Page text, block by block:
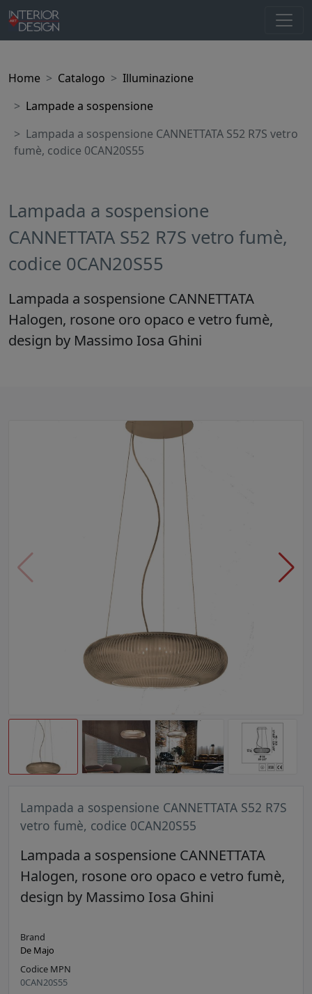
Home Catalogo
Illuminazione
Lampade a sospensione
Lampada a sospensione CANNETTATA S52 R7S vetro
fumè, codice 0CAN20S55
Lampada a sospensione
CANNETTATA S52 R7S vetro fumè,
codice 0CAN20S55
Lampada a sospensione CANNETTATA
Halogen, rosone oro opaco e vetro fumè,
design by Massimo Iosa Ghini
Lampada a sospensione CANNETTATA S52 R7S
vetro fumè, codice 0CAN20S55
Lampada a sospensione CANNETTATA
Halogen, rosone oro opaco e vetro fumè,
design by Massimo Iosa Ghini
Brand
De Majo
Codice MPN
0CAN20S55